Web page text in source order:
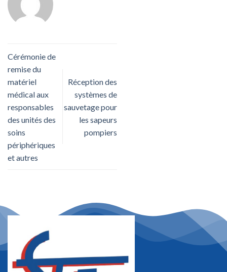
Cérémonie de
remise du
matériel
médical aux
responsables
des unités des
soins
périphériques
et autres
Réception des
systèmes de
sauvetage pour
les sapeurs
pompiers